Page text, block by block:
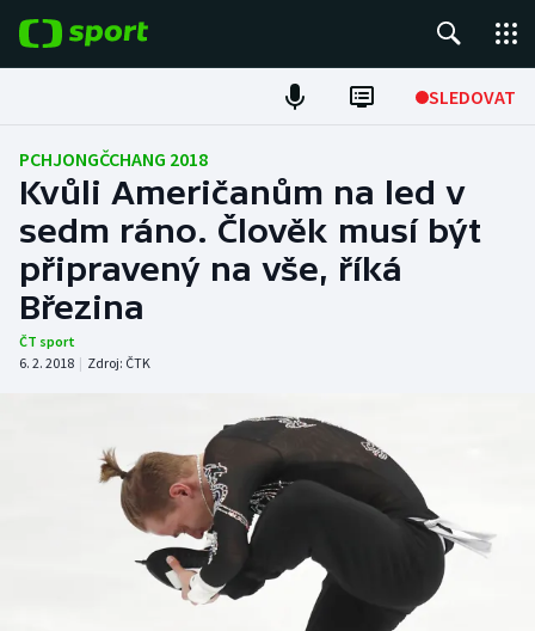
SLEDOVAT
ME v atletice
ME v plavání
Fotbal
Hokej
Americký fotbal
NEPŘEHLÉDNĚTE
Historické návraty
PCHJONGČCHANG 2018
Kvůli Američanům na led v
sedm ráno. Člověk musí být
připravený na vše, říká
Březina
ČT sport
6. 2. 2018 | Zdroj: ČTK